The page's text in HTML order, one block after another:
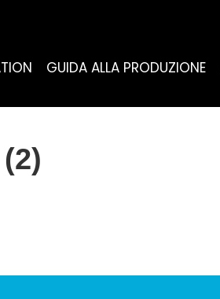
GUIDA ALLA PRODUZIONE